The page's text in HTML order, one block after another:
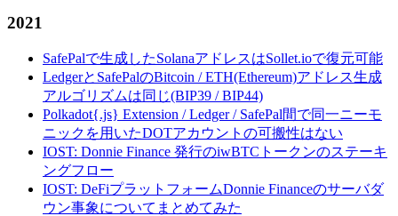
2021
SafePalで生成したSolanaアドレスはSollet.ioで復元可能
LedgerとSafePalのBitcoin / ETH(Ethereum)アドレス生成
アルゴリズムは同じ(BIP39 / BIP44)
Polkadot{.js} Extension / Ledger / SafePal間で同一ニーモ
ニックを用いたDOTアカウントの可搬性はない
IOST: Donnie Finance 発行のiwBTCトークンのステーキ
ングフロー
IOST: DeFiプラットフォームDonnie Financeのサーバダ
ウン事象についてまとめてみた